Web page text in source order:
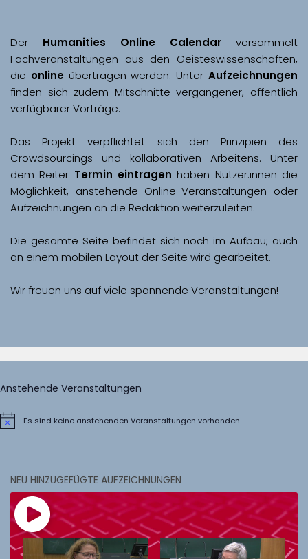
Der Humanities Online Calendar versammelt
Fachveranstaltungen aus den Geisteswissenschaften,
die online übertragen werden. Unter Aufzeichnungen
finden sich zudem Mitschnitte vergangener, öffentlich
Das Projekt verpflichtet sich den Prinzipien des
Crowdsourcings und kollaborativen Arbeitens. Unter
dem Reiter Termin eintragen haben Nutzer:innen die
Möglichkeit, anstehende Online-Veranstaltungen oder
Aufzeichnungen an die Redaktion weiterzuleiten.
Die gesamte Seite befindet sich noch im Aufbau; auch
Wir freuen uns auf viele spannende Veranstaltungen!
Anstehende Veranstaltungen
HinweisEs sind keine anstehenden Veranstaltungen vorhanden.
NEU HINZUGEFÜGTE AUFZEICHNUNGEN